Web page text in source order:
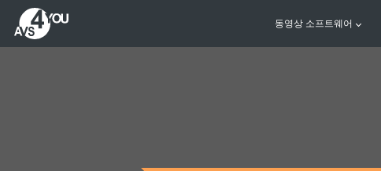
동영상 소프트웨어